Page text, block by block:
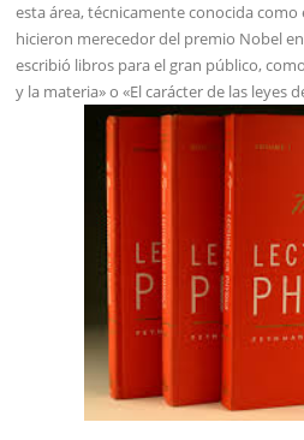
esta área, técnicamente conocida
hicieron merecedor del premio Nobel
escribió libros para el gran público,
y la materia» o «El carácter de las leyes